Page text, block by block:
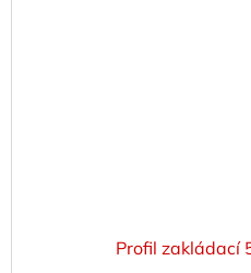
Profil zakládací